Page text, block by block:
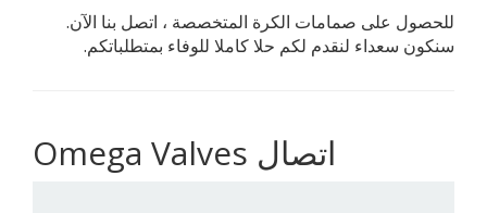
للحصول على صمامات الكرة المتخصصة ، اتصل بنا الآن.
سنكون سعداء لنقدم لكم حلا كاملا للوفاء بمتطلباتكم.
Omega Valves اتصال